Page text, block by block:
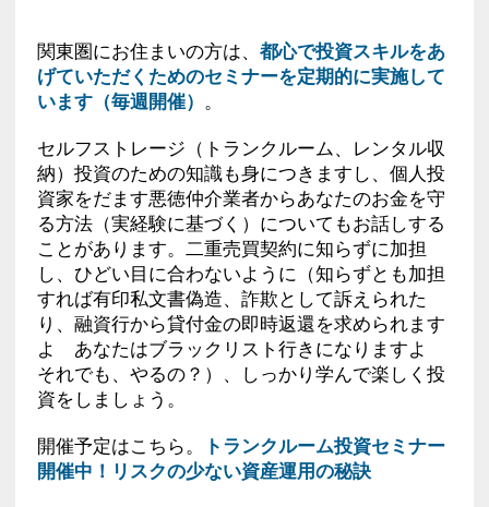
関東圏にお住まいの方は、 都心で投資スキルをあ
げていただくためのセミナーを定期的に実施して
います（毎週開催） 。
セルフストレージ（トランクルーム、レンタル収
納）投資のための知識も身につきますし、個人投
資家をだます悪徳仲介業者からあなたのお金を守
る方法（実経験に基づく）についてもお話しする
ことがあります。二重売買契約に知らずに加担
し、ひどい目に合わないように（知らずとも加担
すれば有印私文書偽造、詐欺として訴えられた
り、融資行から貸付金の即時返還を求められます
よ あなたはブラックリスト行きになりますよ
それでも、やるの？）、しっかり学んで楽しく投
資をしましょう。
開催予定はこちら。
トランクルーム投資セミナー
開催中！リスクの少ない資産運用の秘訣